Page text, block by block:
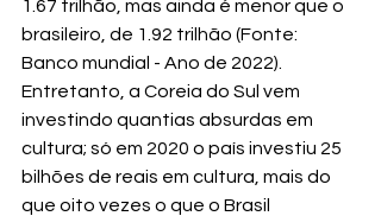
1.67 trilhão, mas ainda é menor que o
brasileiro, de 1.92 trilhão (Fonte:
Banco mundial - Ano de 2022).
Entretanto, a Coreia do Sul vem
investindo quantias absurdas em
cultura; só em 2020 o país investiu 25
bilhões de reais em cultura, mais do
que oito vezes o que o Brasil